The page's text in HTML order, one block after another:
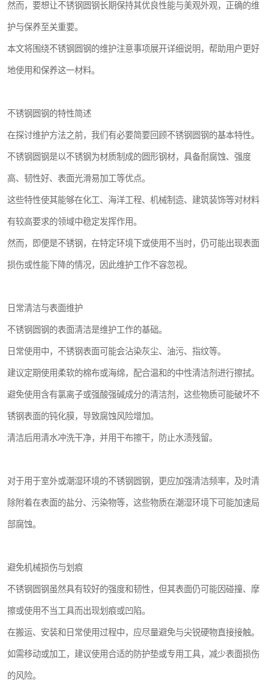
然而，要想让不锈钢圆钢长期保持其优良性能与美观外观，正确的维
护与保养至关重要。
本文将围绕不锈钢圆钢的维护注意事项展开详细说明，帮助用户更好
地使用和保养这一材料。
不锈钢圆钢的特性简述
在探讨维护方法之前，我们有必要简要回顾不锈钢圆钢的基本特性。
不锈钢圆钢是以不锈钢为材质制成的圆形钢材，具备耐腐蚀、强度
高、韧性好、表面光滑易加工等优点。
这些特性使其能够在化工、海洋工程、机械制造、建筑装饰等对材料
有较高要求的领域中稳定发挥作用。
然而，即便是不锈钢，在特定环境下或使用不当时，仍可能出现表面
损伤或性能下降的情况，因此维护工作不容忽视。
日常清洁与表面维护
不锈钢圆钢的表面清洁是维护工作的基础。
日常使用中，不锈钢表面可能会沾染灰尘、油污、指纹等。
建议定期使用柔软的棉布或海绵，配合温和的中性清洁剂进行擦拭。
避免使用含有氯离子或强酸强碱成分的清洁剂，这些物质可能破坏不
锈钢表面的钝化膜，导致腐蚀风险增加。
清洁后用清水冲洗干净，并用干布擦干，防止水渍残留。
对于用于室外或潮湿环境的不锈钢圆钢，更应加强清洁频率，及时清
除附着在表面的盐分、污染物等，这些物质在潮湿环境下可能加速局
部腐蚀。
避免机械损伤与划痕
不锈钢圆钢虽然具有较好的强度和韧性，但其表面仍可能因碰撞、摩
擦或使用不当工具而出现划痕或凹陷。
在搬运、安装和日常使用过程中，应尽量避免与尖锐硬物直接接触。
如需移动或加工，建议使用合适的防护垫或专用工具，减少表面损伤
的风险。